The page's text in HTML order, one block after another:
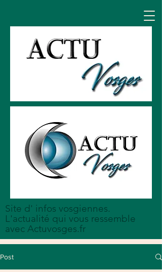
Site d' infos vosgiennes.
L'actualité qui vous ressemble
avec Actuvosges.fr
Post